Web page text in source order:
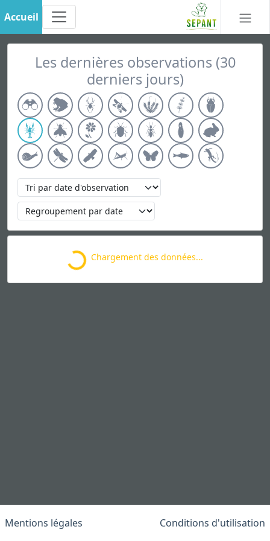
Accueil
Les dernières observations (30
derniers jours)
Loading... Chargement des données...
Mentions légales Conditions d'utilisation